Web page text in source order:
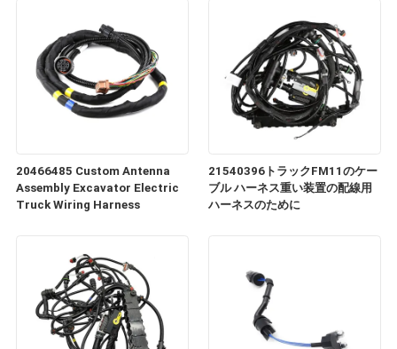
20466485 Custom Antenna
Assembly Excavator Electric
Truck Wiring Harness
21540396トラックFM11のケー
ブル ハーネス重い装置の配線用
ハーネスのために